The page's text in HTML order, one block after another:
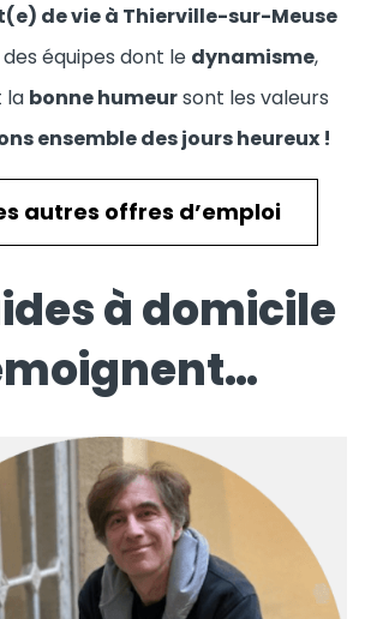
de vie à Thierville-sur-Meuse
équipes dont le dynamisme,
la bonne humeursont les valeurs
ensemble des jours heureux !
autres offres d’emploi
à domicile